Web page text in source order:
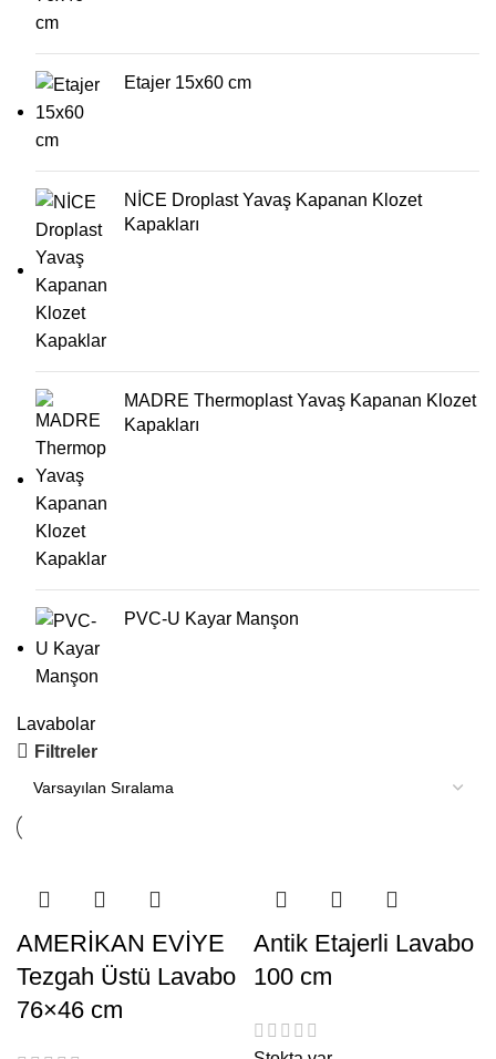
Etajer 15x60 cm
NİCE Droplast Yavaş Kapanan Klozet
Kapakları
MADRE Thermoplast Yavaş Kapanan Klozet
Kapakları
PVC-U Kayar Manşon
Lavabolar
Filtreler
AMERİKAN EVİYE
Tezgah Üstü Lavabo
76×46 cm
Antik Etajerli Lavabo
100 cm